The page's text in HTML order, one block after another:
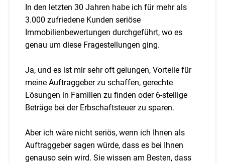
In den letzten 30 Jahren habe ich für mehr als
3.000 zufriedene Kunden seriöse
Immobilienbewertungen durchgeführt, wo es
genau um diese Fragestellungen ging.
Ja, und es ist mir sehr oft gelungen, Vorteile für
meine Auftraggeber zu schaffen, gerechte
Lösungen in Familien zu finden oder 6-stellige
Beträge bei der Erbschaftsteuer zu sparen.
Aber ich wäre nicht seriös, wenn ich Ihnen als
Auftraggeber sagen würde, dass es bei Ihnen
genauso sein wird. Sie wissen am Besten, dass